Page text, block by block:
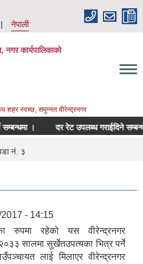
नेपाली
नगर कार्यपालिकाको
शहर स्वच्छ, समुन्नत वीरेन्द्रनगर
। दर रेट उपलब्ध गराईदिने सम्बन्धमा ।
नं. ३
- 14:15
रुपमा रहेको यस वीरेन्द्रनगर
सालमा सुर्खेतउपत्यका भित्र पर्ने
लाई मिलाएर वीरेन्द्रनगर